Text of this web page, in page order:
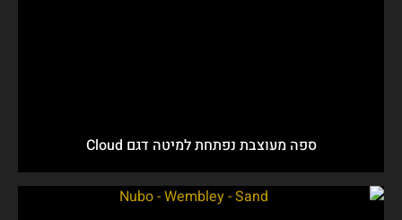
ספה מעוצבת נפתחת למיטה דגם Cloud